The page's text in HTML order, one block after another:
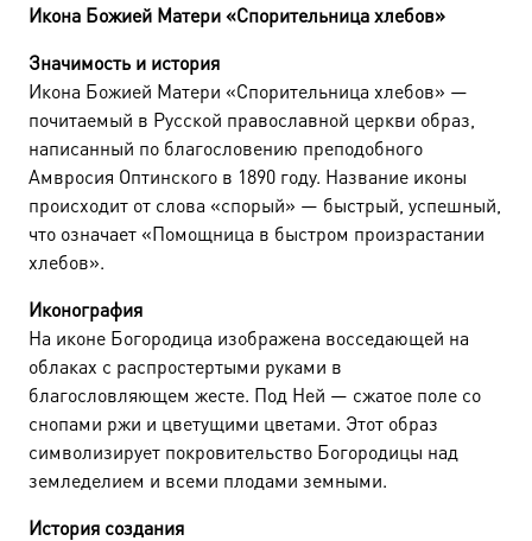
Икона Божией Матери «Спорительница хлебов»
Значимость и история
Икона Божией Матери «Спорительница хлебов» —
почитаемый в Русской православной церкви образ,
написанный по благословению преподобного
Амвросия Оптинского в 1890 году. Название иконы
происходит от слова «спорый» — быстрый, успешный,
что означает «Помощница в быстром произрастании
хлебов».
Иконография
На иконе Богородица изображена восседающей на
облаках с распростертыми руками в
благословляющем жесте. Под Ней — сжатое поле со
снопами ржи и цветущими цветами. Этот образ
символизирует покровительство Богородицы над
земледелием и всеми плодами земными.
История создания